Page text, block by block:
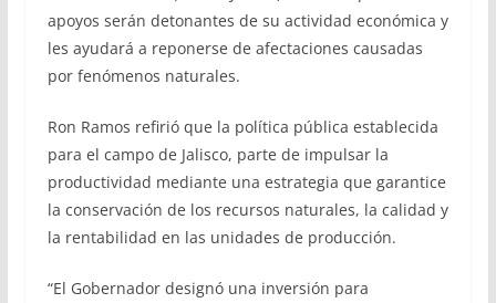
apoyos serán detonantes de su actividad económica y
les ayudará a reponerse de afectaciones causadas
por fenómenos naturales.
Ron Ramos refirió que la política pública establecida
para el campo de Jalisco, parte de impulsar la
productividad mediante una estrategia que garantice
la conservación de los recursos naturales, la calidad y
la rentabilidad en las unidades de producción.
“El Gobernador designó una inversión para